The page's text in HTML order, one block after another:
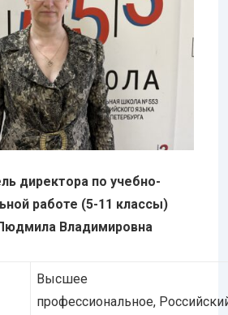
директора по учебно-
работе (5-11 классы)
Владимировна
Высшее
профессиональное,